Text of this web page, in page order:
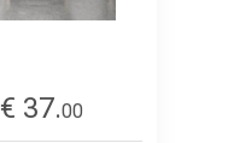
€ 37.00